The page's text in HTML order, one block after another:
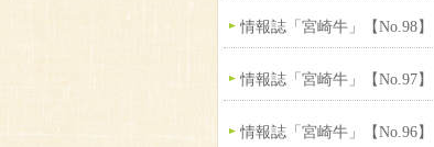
情報誌「宮崎牛」【No.98】
情報誌「宮崎牛」【No.97】
情報誌「宮崎牛」【No.96】